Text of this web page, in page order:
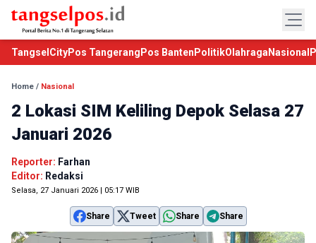
TangselCityPos Tangerang Pos Banten PolitikOlahraga Nasional
Home / Nasional
2 Lokasi SIM Keliling Depok Selasa 27
Januari 2026
Reporter: Farhan
Editor: Redaksi
Selasa, 27 Januari 2026 | 05:17 WIB
Share Tweet Share Share